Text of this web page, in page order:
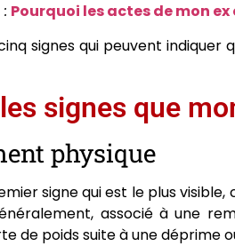
Pourquoi les actes de mon
signes qui peuvent indiquer
signes que
physique
signe qui est le plus
associé à une
de poids suite à une déprime